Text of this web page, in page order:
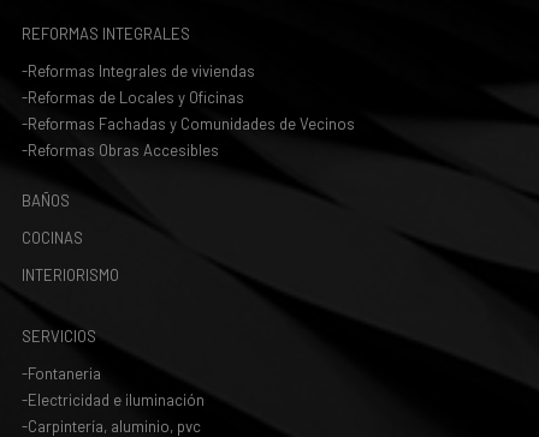
REFORMAS INTEGRALES
-Reformas Integrales de viviendas
-Reformas de Locales y Oficinas
-Reformas Fachadas y Comunidades de Vecinos
-Reformas Obras Accesibles
BAÑOS
COCINAS
INTERIORISMO
SERVICIOS
-Fontaneria
-Electricidad e iluminación
-Carpintería, aluminio, pvc